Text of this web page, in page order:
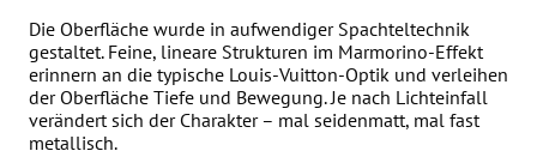
Die Oberfläche wurde in aufwendiger Spachteltechnik
gestaltet. Feine, lineare Strukturen im Marmorino-Effekt
erinnern an die typische Louis-Vuitton-Optik und verleihen
der Oberfläche Tiefe und Bewegung. Je nach Lichteinfall
verändert sich der Charakter – mal seidenmatt, mal fast
metallisch.